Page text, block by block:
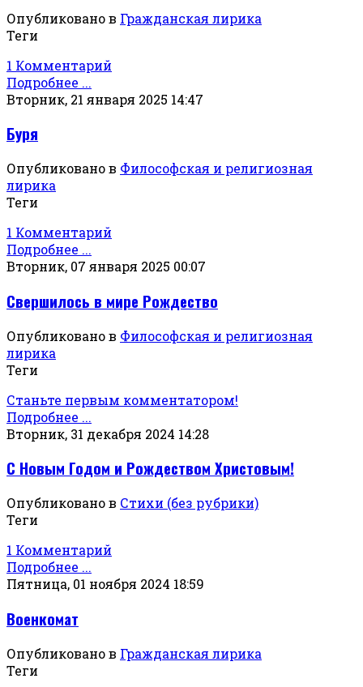
Опубликовано в Гражданская лирика
Теги
1 Комментарий
Подробнее ...
Вторник, 21 января 2025 14:47
Буря
Опубликовано в Философская и религиозная
лирика
Теги
1 Комментарий
Подробнее ...
Вторник, 07 января 2025 00:07
Свершилось в мире Рождество
Опубликовано в Философская и религиозная
лирика
Теги
Станьте первым комментатором!
Подробнее ...
Вторник, 31 декабря 2024 14:28
С Новым Годом и Рождеством Христовым!
Опубликовано в Стихи (без рубрики)
Теги
1 Комментарий
Подробнее ...
Пятница, 01 ноября 2024 18:59
Военкомат
Опубликовано в Гражданская лирика
Теги